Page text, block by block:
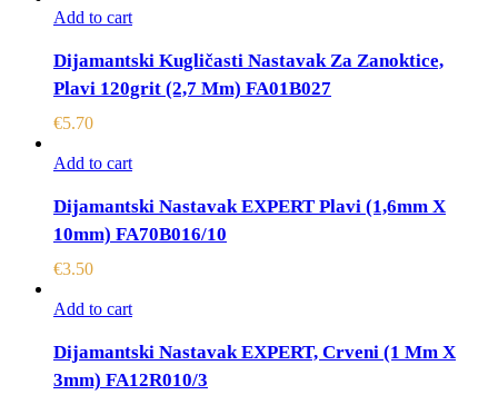
Add to cart
Dijamantski Kugličasti Nastavak Za Zanoktice,
Plavi 120grit (2,7 Mm) FA01B027
€5.70
Add to cart
Dijamantski Nastavak EXPERT Plavi (1,6mm X
10mm) FA70B016/10
€3.50
Add to cart
Dijamantski Nastavak EXPERT, Crveni (1 Mm X
3mm) FA12R010/3